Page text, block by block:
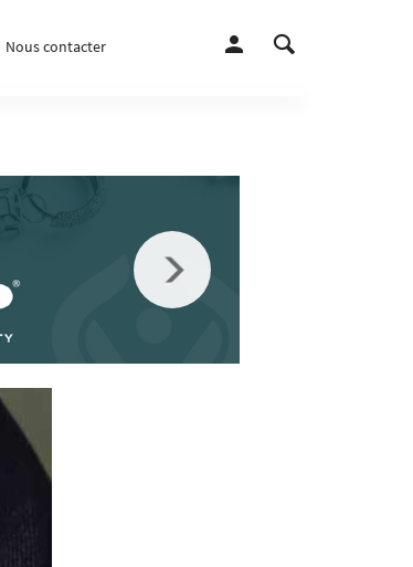
Nous contacter